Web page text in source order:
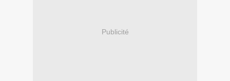
Publicité